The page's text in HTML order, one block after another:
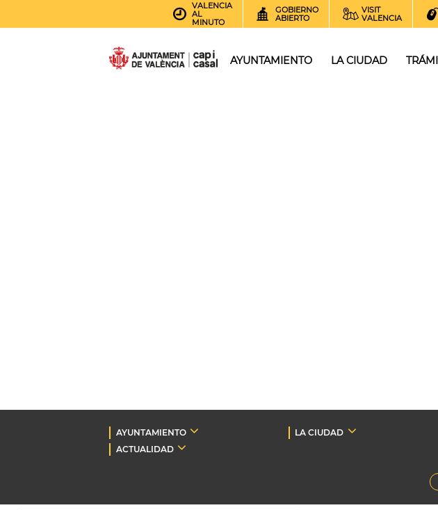
VALENCIA
AL
MINUTO
GOBIERNO
ABIERTO
VISIT
VALENCIA
AYUNTAMIENTO LA CIUDAD
AYUNTAMIENTO LA CIUDAD
ACTUALIDAD